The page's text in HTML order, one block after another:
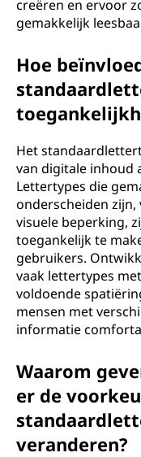
creëren en ervoor
gemakkelijk
Hoe
Het
van digitale inhoud
Lettertypes die
onderscheiden
visuele beperking,
toegankelijk te
gebruikers.
vaak lettertypes
voldoende
mensen met
informatie
Waarom
er de
veranderen?